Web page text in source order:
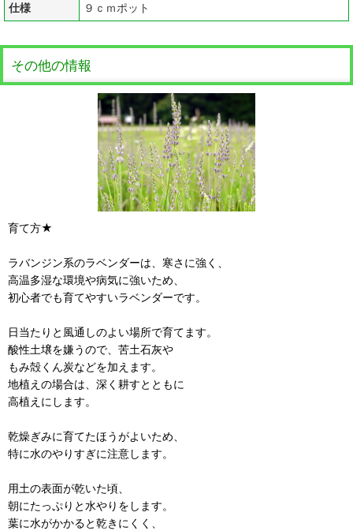
仕様
９ｃｍポット
その他の情報
育て方★
ラバンジン系のラベンダーは、寒さに強く、
高温多湿な環境や病気に強いため、
初心者でも育てやすいラベンダーです。
日当たりと風通しのよい場所で育てます。
酸性土壌を嫌うので、苦土石灰や
もみ殻くん炭などを加えます。
地植えの場合は、深く耕すとともに
高植えにします。
乾燥ぎみに育てたほうがよいため、
特に水のやりすぎに注意します。
用土の表面が乾いた頃、
朝にたっぷりと水やりをします。
葉に水がかかると乾きにくく、